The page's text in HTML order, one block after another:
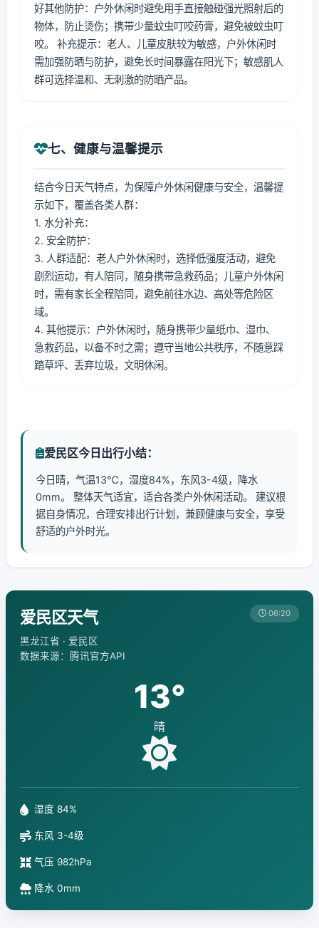
好其他防护：户外休闲时避免用手直接触碰强光照射后的
物体，防止烫伤；携带少量蚊虫叮咬药膏，避免被蚊虫叮
咬。 补充提示：老人、儿童皮肤较为敏感，户外休闲时
需加强防晒与防护，避免长时间暴露在阳光下；敏感肌人
群可选择温和、无刺激的防晒产品。
七、健康与温馨提示
结合今日天气特点，为保障户外休闲健康与安全，温馨提
示如下，覆盖各类人群：
1. 水分补充：
2. 安全防护：
3. 人群适配：老人户外休闲时，选择低强度活动，避免
剧烈运动，有人陪同，随身携带急救药品；儿童户外休闲
时，需有家长全程陪同，避免前往水边、高处等危险区
域。
4. 其他提示：户外休闲时，随身携带少量纸巾、湿巾、
急救药品，以备不时之需；遵守当地公共秩序，不随意踩
踏草坪、丢弃垃圾，文明休闲。
爱民区今日出行小结：
今日晴，气温13℃，湿度84%，东风3-4级，降水
0mm。 整体天气适宜，适合各类户外休闲活动。 建议根
据自身情况，合理安排出行计划，兼顾健康与安全，享受
舒适的户外时光。
爱民区天气
黑龙江省 · 爱民区
数据来源：腾讯官方API
06:20
13°
晴
湿度 84%
东风 3-4级
气压 982hPa
降水 0mm